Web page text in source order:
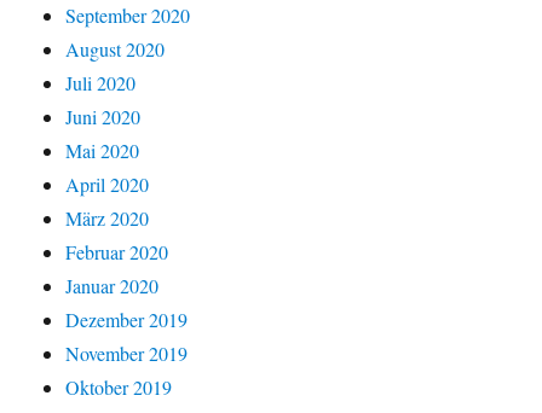
September 2020
August 2020
Juli 2020
Juni 2020
Mai 2020
April 2020
März 2020
Februar 2020
Januar 2020
Dezember 2019
November 2019
Oktober 2019